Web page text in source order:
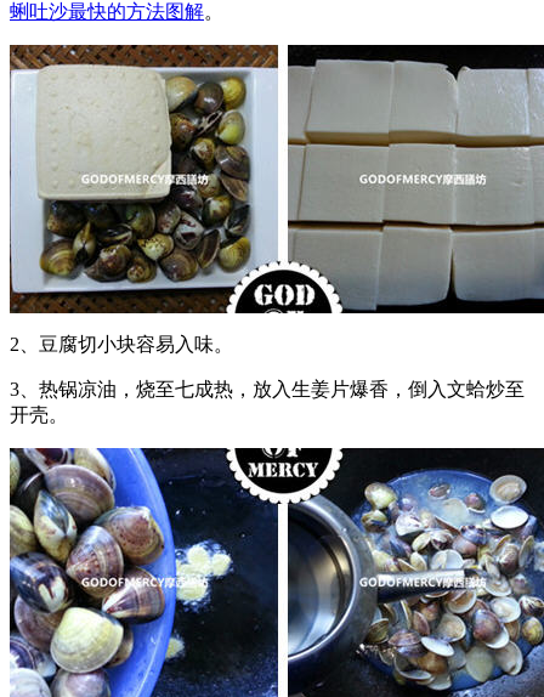
蜊吐沙最快的方法图解。
2、豆腐切小块容易入味。
3、热锅凉油，烧至七成热，放入生姜片爆香，倒入文蛤炒至
开壳。